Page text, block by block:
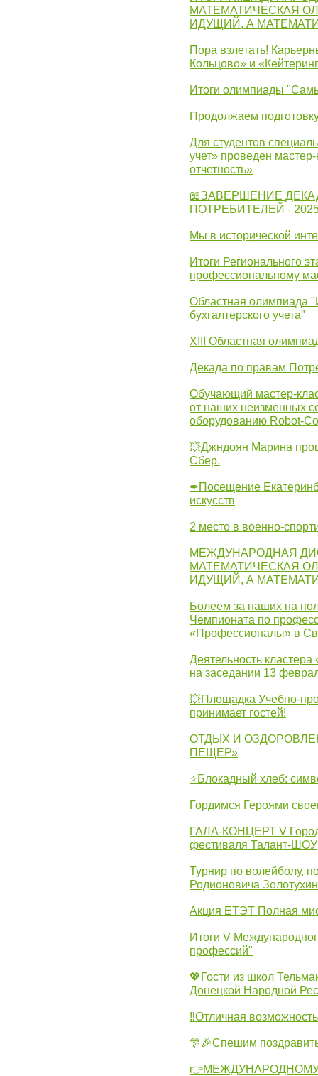
МАТЕМАТИЧЕСКАЯ
ИДУЩИЙ, А
Пора взлетать!
Кольцово» и
Итоги олимпиады
Продолжаем
Для студентов
учет» проведен
отчетность»
📖ЗАВЕРШЕНИЕ
ПОТРЕБИТЕЛЕЙ -
Мы в исторической
Итоги Регионального
профессиональному
Областная олимпиада
бухгалтерского учета"
XIII Областная
Декада по правам
Обучающий мастер-
от наших неизменных
оборудованию Robot-
💥Джндоян Марина
Сбер.
✒Посещение
искусств
2 место в военно-
МЕЖДУНАРОДНАЯ
МАТЕМАТИЧЕСКАЯ
ИДУЩИЙ, А
Болеем за наших на
Чемпионата по
«Профессионалы» в
Деятельность
на заседании 13
💥Площадка Учебно-
принимает гостей!
ОТДЫХ И
ПЕЩЕР»
⭐Блокадный хлеб:
Гордимся Героями
ГАЛА-КОНЦЕРТ V
фестиваля Талант-ШОУ
Турнир по волейболу,
Родионовича
Акция ЕТЭТ Полная
Итоги V
профессий"
💖Гости из школ
Донецкой Народной
‼Отличная
🎊🎉Спешим